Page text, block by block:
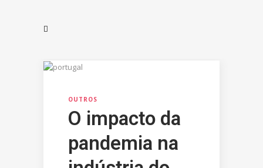
OUTROS
O impacto da
pandemia na